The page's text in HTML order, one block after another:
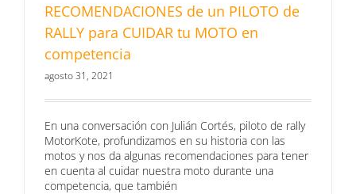
RECOMENDACIONES de un PILOTO de
RALLY para CUIDAR tu MOTO en
competencia
agosto 31, 2021
En una conversación con Julián Cortés, piloto de rally
MotorKote, profundizamos en su historia con las
motos y nos da algunas recomendaciones para tener
en cuenta al cuidar nuestra moto durante una
competencia, que también